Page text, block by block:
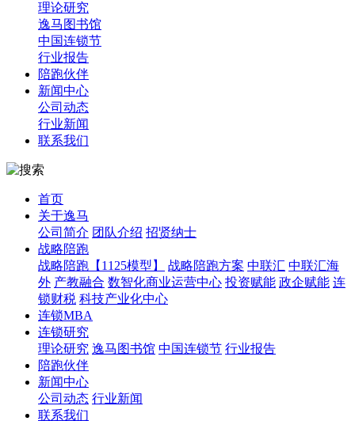
理论研究
逸马图书馆
中国连锁节
行业报告
陪跑伙伴
新闻中心
公司动态
行业新闻
联系我们
首页
关于逸马
公司简介 团队介绍 招贤纳士
战略陪跑
战略陪跑【1125模型】
战略陪跑方案 中联汇 中联汇海
外 产教融合 数智化商业运营中心 投资赋能 政企赋能 连
锁财税 科技产业化中心
连锁MBA
连锁研究
理论研究 逸马图书馆 中国连锁节 行业报告
陪跑伙伴
新闻中心
公司动态 行业新闻
联系我们